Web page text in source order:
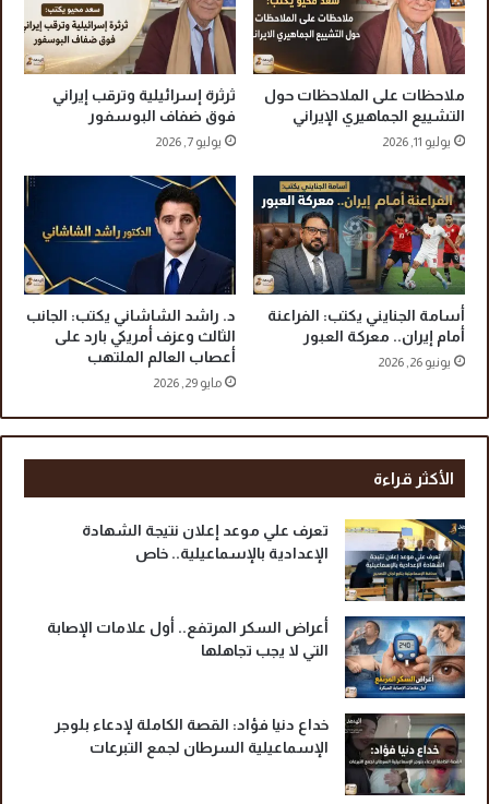
ن
ف
ي
ك
م
ب
ا
ن
د
ب
ا
ل
ت
ج
م
ل
د
ي
و
ا
د
م
ملاحظات على الملاحظات حول
التشييع الجماهيري الإيراني
يوليو 11, 2026
ثرثرة إسرائيلية وترقب إيراني
فوق ضفاف البوسفور
يوليو 7, 2026
أسامة الجنايني يكتب: الفراعنة
أمام إيران.. معركة العبور
يونيو 26, 2026
د. راشد الشاشاني يكتب: الجانب
الثالث وعزف أمريكي بارد على
أعصاب العالم الملتهب
مايو 29, 2026
الأكثر قراءة
تعرف علي موعد إعلان نتيجة الشهادة
الإعدادية بالإسماعيلية.. خاص
أعراض السكر المرتفع.. أول علامات الإصابة
التي لا يجب تجاهلها
خداع دنيا فؤاد: القصة الكاملة لإدعاء بلوجر
الإسماعيلية السرطان لجمع التبرعات